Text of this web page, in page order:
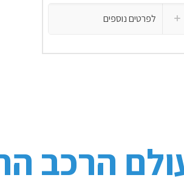
לפרטים נוספים
הרכב